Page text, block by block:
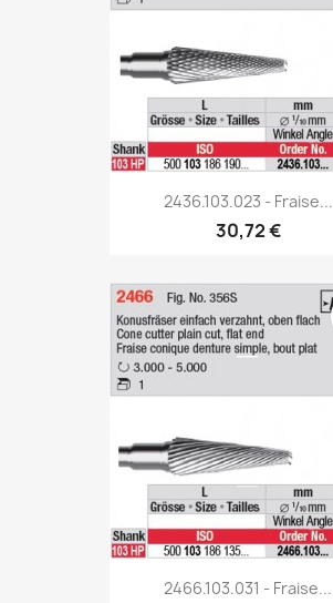
2436.103.023 - Fraise...
30,72 €
2466.103.031 - Fraise...